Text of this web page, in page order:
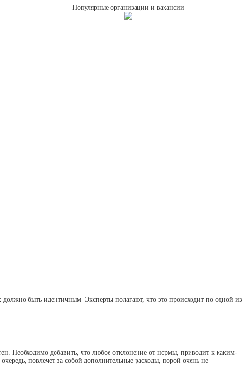
Популярные организации и вакансии
должно быть идентичным. Эксперты полагают, что это происходит по одной из
Необходимо добавить, что любое отклонение от нормы, приводит к каким-
повлечет за собой дополнительные расходы, порой очень не